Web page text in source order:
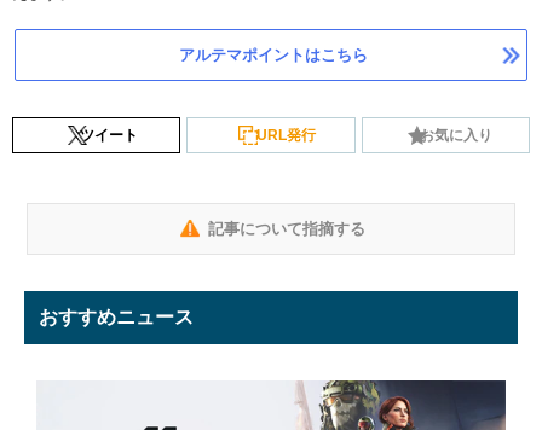
アルテマポイントはこちら
ツイート URL発行 お気に入り
記事について指摘する
おすすめニュース